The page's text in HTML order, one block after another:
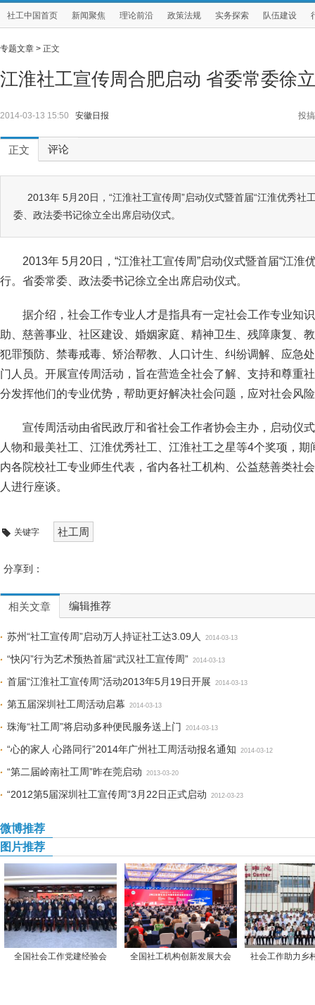
社工中国首页 新闻聚焦 理论前沿 政策法规 实务探索 队伍建设
专题文章 > 正文
江淮社工宣传周合肥启动 省委常委徐
2014-03-13 15:50 安徽日报 投搞
正文 评论
2013年 5月20日，“江淮社工宣传周”启动仪式暨首届“江淮优秀社
委、政法委书记徐立全出席启动仪式。
2013年 5月20日，“江淮社工宣传周”启动仪式暨首届“江淮
行。省委常委、政法委书记徐立全出席启动仪式。
据介绍，社会工作专业人才是指具有一定社会工作专业知
助、慈善事业、社区建设、婚姻家庭、精神卫生、残障康复、
犯罪预防、禁毒戒毒、矫治帮教、人口计生、纠纷调解、应急
门人员。开展宣传周活动，旨在营造全社会了解、支持和尊重
分发挥他们的专业优势，帮助更好解决社会问题，应对社会风
宣传周活动由省民政厅和省社会工作者协会主办，启动仪
人物和最美社工、江淮优秀社工、江淮社工之星等4个奖项，
内各院校社工专业师生代表，省内各社工机构、公益慈善类社
人进行座谈。
关键字 社工周
分享到：
相关文章 编辑推荐
苏州“社工宣传周”启动万人持证社工达3.09人 2014-03-13
“快闪”行为艺术预热首届“武汉社工宣传周” 2014-03-13
首届“江淮社工宣传周”活动2013年5月19日开展 2014-03-13
第五届深圳社工周活动启幕 2014-03-13
珠海“社工周”将启动多种便民服务送上门 2014-03-13
“心的家人 心路同行”2014年广州社工周活动报名通知 2014-03-12
“第二届岭南社工周”昨在莞启动 2013-03-20
“2012第5届深圳社工宣传周”3月22日正式启动 2012-03-23
微博推荐
图片推荐
全国社会工作党建经验会 全国社工机构创新发展大会 社会工作助力乡